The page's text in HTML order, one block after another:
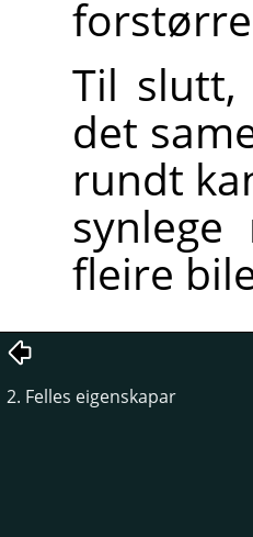
Til slutt,
det
rundt
fleire
2. Felles eigenskapar